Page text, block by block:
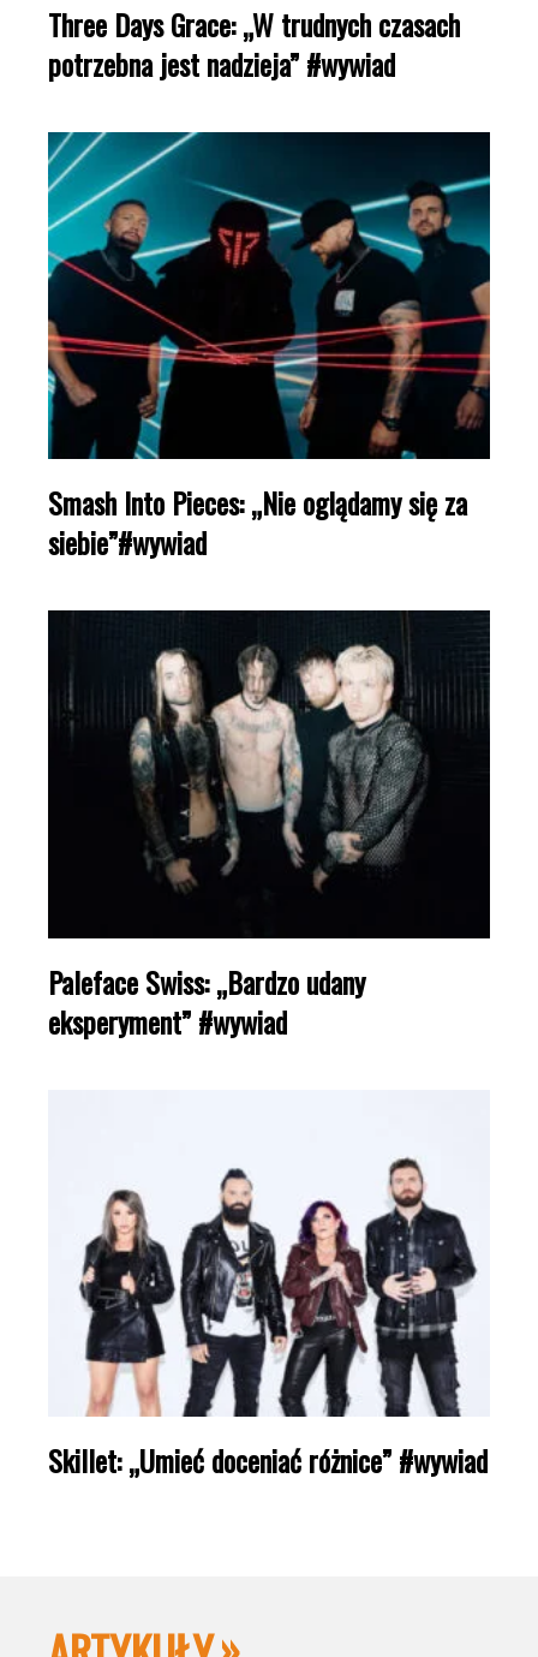
Three Days Grace: „W trudnych czasach
potrzebna jest nadzieja” #wywiad
Smash Into Pieces: „Nie oglądamy się za
siebie”#wywiad
Paleface Swiss: „Bardzo udany
eksperyment” #wywiad
Skillet: „Umieć doceniać różnice” #wywiad